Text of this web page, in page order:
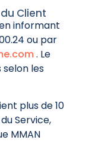
Client
informant
ou par
. Le
les
plus de 10
Service,
MMAN